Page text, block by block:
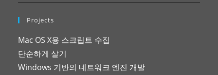
Projects
Mac OS X용 스크립트 수집
단순하게 살기
Windows 기반의 네트워크 엔진 개발